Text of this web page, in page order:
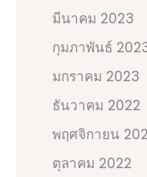
มีนาคม 2023
กุมภาพันธ์
มกราคม 2023
ธันวาคม 2022
พฤศจิกายน
ตุลาคม 2022